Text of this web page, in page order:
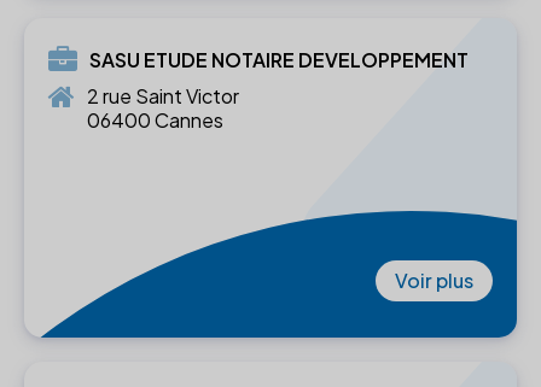
SASU ETUDE NOTAIRE DEVELOPPEMENT
2 rue Saint Victor
06400 Cannes
Voir plus